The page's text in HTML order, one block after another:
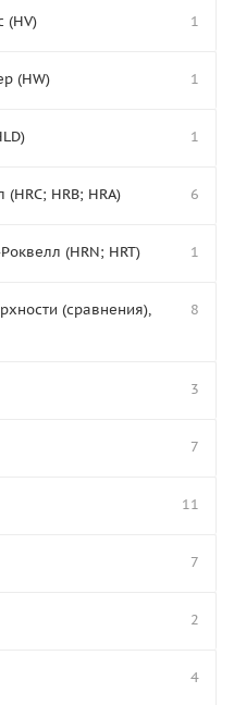
(HV) 1
(HW) 1
1
HRB; HRA) 6
(HRN; HRT) 1
(сравнения),
8
3
7
11
7
2
4